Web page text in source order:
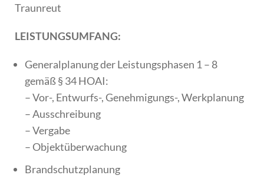
Traunreut
LEISTUNGSUMFANG:
Generalplanung der Leistungsphasen 1 – 8
gemäß § 34 HOAI:
– Vor-, Entwurfs-, Genehmigungs-, Werkplanung
– Ausschreibung
– Vergabe
– Objektüberwachung
Brandschutzplanung